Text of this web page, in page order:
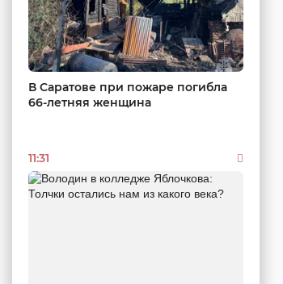
В Саратове при пожаре погибла
66-летняя женщина
11:31